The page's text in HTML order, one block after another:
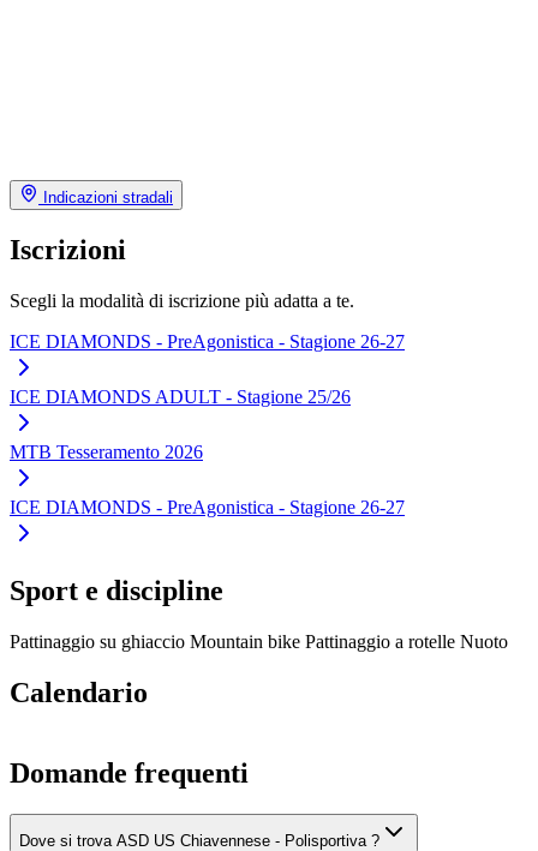
Indicazioni stradali
Iscrizioni
Scegli la modalità di iscrizione più adatta a te.
ICE DIAMONDS - PreAgonistica - Stagione 26-27
ICE DIAMONDS ADULT - Stagione 25/26
MTB Tesseramento 2026
ICE DIAMONDS - PreAgonistica - Stagione 26-27
Sport e discipline
Pattinaggio su ghiaccio Mountain bike Pattinaggio a rotelle Nuoto
Calendario
Domande frequenti
Dove si trova ASD US Chiavennese - Polisportiva ?